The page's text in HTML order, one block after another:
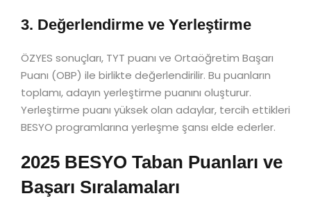
3. Değerlendirme ve Yerleştirme
ÖZYES sonuçları, TYT puanı ve Ortaöğretim Başarı
Puanı (OBP) ile birlikte değerlendirilir. Bu puanların
toplamı, adayın yerleştirme puanını oluşturur.
Yerleştirme puanı yüksek olan adaylar, tercih ettikleri
BESYO programlarına yerleşme şansı elde ederler.
2025 BESYO Taban Puanları ve
Başarı Sıralamaları